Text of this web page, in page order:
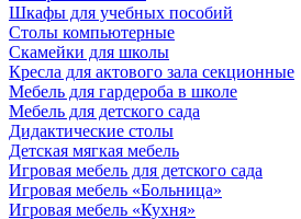
Шкафы для учебных пособий
Столы компьютерные
Скамейки для школы
Кресла для актового зала секционные
Мебель для гардероба в школе
Мебель для детского сада
Дидактические столы
Детская мягкая мебель
Игровая мебель для детского сада
Игровая мебель «Больница»
Игровая мебель «Кухня»